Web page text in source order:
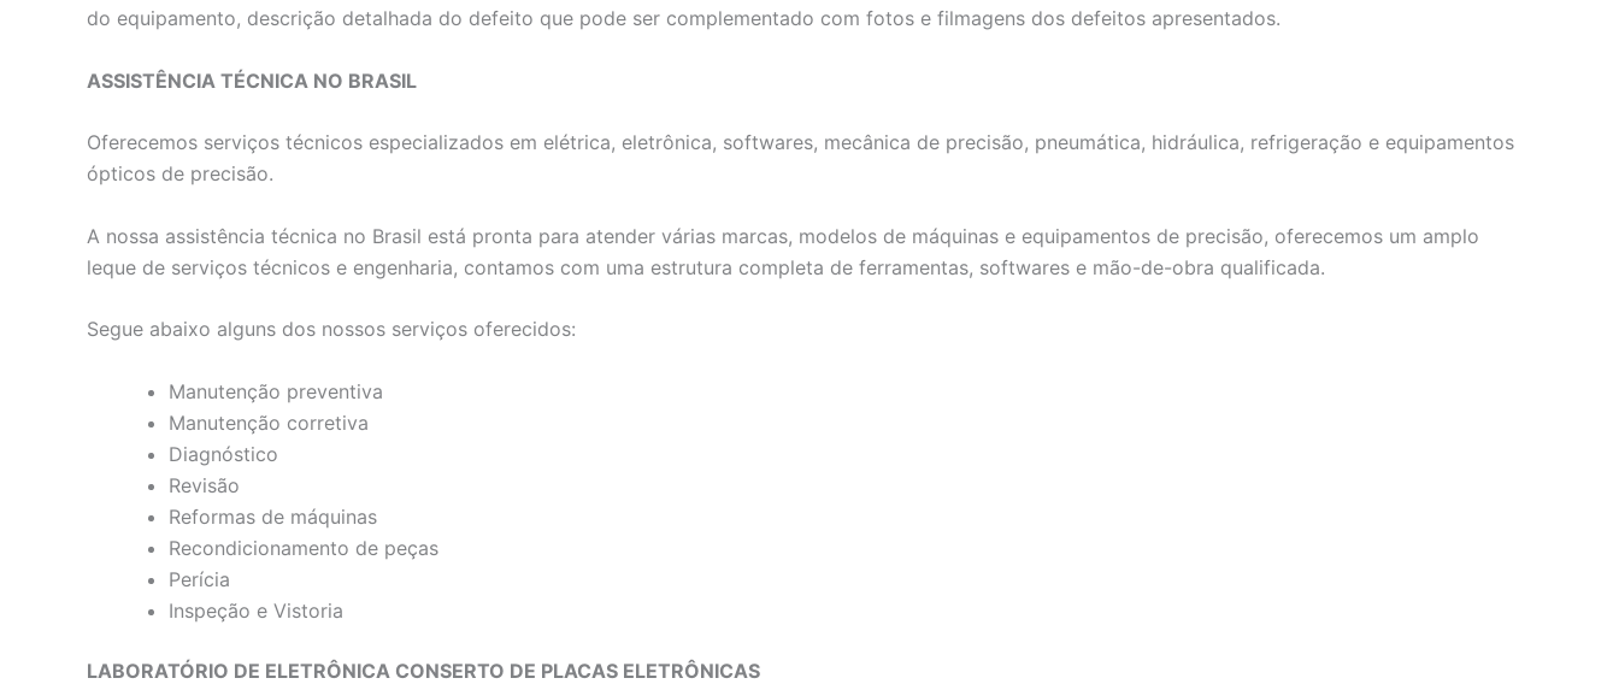
do equipamento, descrição detalhada do defeito que pode ser complementado com fotos e filmagens dos defeitos apresentados.
ASSISTÊNCIA TÉCNICA NO BRASIL
Oferecemos serviços técnicos especializados em elétrica, eletrônica, softwares, mecânica de precisão, pneumática, hidráulica, refrigeração e equipamentos
ópticos de precisão.
A nossa assistência técnica no Brasil está pronta para atender várias marcas, modelos de máquinas e equipamentos de precisão, oferecemos um amplo
leque de serviços técnicos e engenharia, contamos com uma estrutura completa de ferramentas, softwares e mão-de-obra qualificada.
Segue abaixo alguns dos nossos serviços oferecidos:
Manutenção preventiva
Manutenção corretiva
Diagnóstico
Revisão
Reformas de máquinas
Recondicionamento de peças
Perícia
Inspeção e Vistoria
LABORATÓRIO DE ELETRÔNICA CONSERTO DE PLACAS ELETRÔNICAS